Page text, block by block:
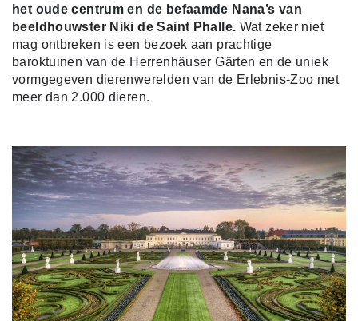
het oude centrum en de befaamde Nana’s van
beeldhouwster Niki de Saint Phalle. Wat zeker niet
mag ontbreken is een bezoek aan prachtige
baroktuinen van de Herrenhäuser Gärten en de uniek
vormgegeven dierenwerelden van de Erlebnis-Zoo met
meer dan 2.000 dieren.